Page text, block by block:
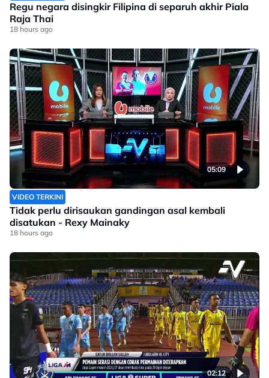
Regu negara disingkir Filipina di separuh akhir Piala
Raja Thai
18 hours ago
05:09
VIDEO TERKINI
Tidak perlu dirisaukan gandingan asal kembali
disatukan - Rexy Mainaky
18 hours ago
02:12